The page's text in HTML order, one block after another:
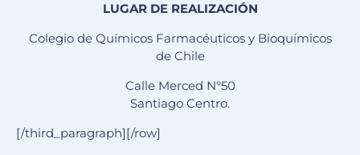
LUGAR DE REALIZACIÓN
Colegio de Químicos Farmacéuticos y Bioquímicos
de Chile
Calle Merced N°50
Santiago Centro.
[/third_paragraph][/row]